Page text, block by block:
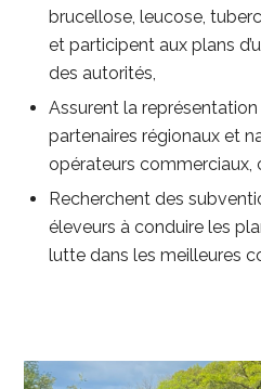
brucellose, leucose,
et participent aux plans
des autorités,
Assurent la
partenaires régionaux et
opérateurs commerciaux,
Recherchent des
éleveurs à conduire les
lutte dans les meilleures